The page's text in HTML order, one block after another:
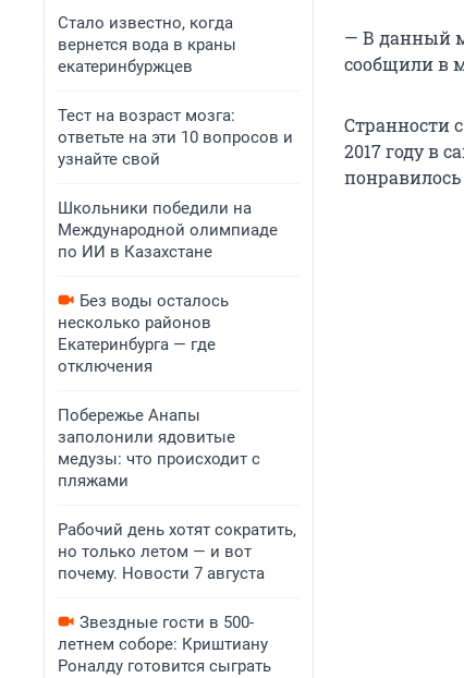
Стало известно, когда
вернется вода в краны
екатеринбуржцев
Тест на возраст мозга:
ответьте на эти 10 вопросов и
узнайте свой
Школьники победили на
Международной олимпиаде
по ИИ в Казахстане
Без воды осталось
несколько районов
Екатеринбурга — где
отключения
Побережье Анапы
заполонили ядовитые
медузы: что происходит с
пляжами
Рабочий день хотят сократить,
но только летом — и вот
почему. Новости 7 августа
Звездные гости в 500-
летнем соборе: Криштиану
Роналду готовится сыграть
— В данный
сообщили в
Странности
2017 году в